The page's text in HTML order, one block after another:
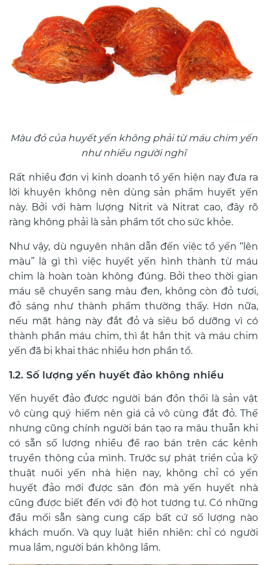
Màu đỏ của huyết yến không phải từ máu chim yến
như nhiều người nghĩ
Rất nhiều đơn vị kinh doanh tổ yến hiện nay đưa ra
lời khuyên không nên dùng sản phẩm huyết yến
này. Bởi với hàm lượng Nitrit và Nitrat cao, đây rõ
ràng không phải là sản phẩm tốt cho sức khỏe.
Như vậy, dù nguyên nhân dẫn đến việc tổ yến “lên
màu” là gì thì việc huyết yến hình thành từ máu
chim là hoàn toàn không đúng. Bởi theo thời gian
máu sẽ chuyển sang màu đen, không còn đỏ tươi,
đỏ sáng như thành phẩm thường thấy. Hơn nữa,
nếu mặt hàng này đắt đỏ và siêu bổ dưỡng vì có
thành phần máu chim, thì ắt hẳn thịt và máu chim
yến đã bị khai thác nhiều hơn phần tổ.
1.2. Số lượng yến huyết đảo không nhiều
Yến huyết đảo được người bán đồn thổi là sản vật
vô cùng quý hiếm nên giá cả vô cùng đắt đỏ. Thế
nhưng cũng chính người bán tạo ra mâu thuẫn khi
có sẵn số lượng nhiều để rao bán trên các kênh
truyền thông của mình. Trước sự phát triển của kỹ
thuật nuôi yến nhà hiện nay, không chỉ có yến
huyết đảo mới được săn đón mà yến huyết nhà
cũng được biết đến với độ hot tương tự. Có những
đầu mối sẵn sàng cung cấp bất cứ số lượng nào
khách muốn. Và quy luật hiển nhiên: chỉ có người
mua lầm, người bán không lầm.